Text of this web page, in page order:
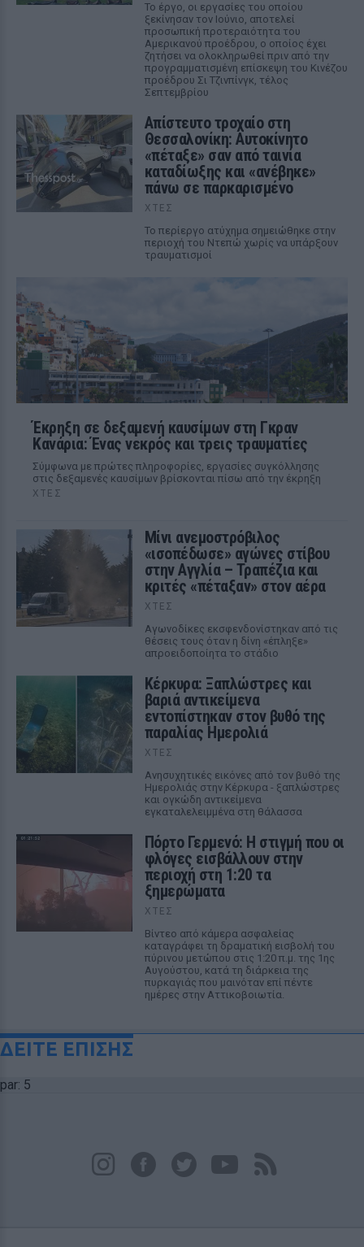
Το έργο, οι εργασίες του οποίου
ξεκίνησαν τον Ιούνιο, αποτελεί
προσωπική προτεραιότητα του
Αμερικανού προέδρου, ο οποίος έχει
ζητήσει να ολοκληρωθεί πριν από την
προγραμματισμένη επίσκεψη του Κινέζου
προέδρου Σι Τζινπίνγκ, τέλος
Σεπτεμβρίου
Απίστευτο τροχαίο στη
Θεσσαλονίκη: Αυτοκίνητο
«πέταξε» σαν από ταινία
καταδίωξης και «ανέβηκε»
πάνω σε παρκαρισμένο
ΧΤΕΣ
Το περίεργο ατύχημα σημειώθηκε στην
περιοχή του Ντεπώ χωρίς να υπάρξουν
τραυματισμοί
Έκρηξη σε δεξαμενή καυσίμων στη Γκραν
Κανάρια: Ένας νεκρός και τρεις τραυματίες
Σύμφωνα με πρώτες πληροφορίες, εργασίες συγκόλλησης
στις δεξαμενές καυσίμων βρίσκονται πίσω από την έκρηξη
ΧΤΕΣ
Μίνι ανεμοστρόβιλος
«ισοπέδωσε» αγώνες στίβου
στην Αγγλία – Τραπέζια και
κριτές «πέταξαν» στον αέρα
ΧΤΕΣ
Αγωνοδίκες εκσφενδονίστηκαν από τις
θέσεις τους όταν η δίνη «έπληξε»
απροειδοποίητα το στάδιο
Κέρκυρα: Ξαπλώστρες και
βαριά αντικείμενα
εντοπίστηκαν στον βυθό της
παραλίας Ημερολιά
ΧΤΕΣ
Ανησυχητικές εικόνες από τον βυθό της
Ημερολιάς στην Κέρκυρα - ξαπλώστρες
και ογκώδη αντικείμενα
εγκαταλελειμμένα στη θάλασσα
Πόρτο Γερμενό: Η στιγμή που οι
φλόγες εισβάλλουν στην
περιοχή στη 1:20 τα
ξημερώματα
ΧΤΕΣ
Βίντεο από κάμερα ασφαλείας
καταγράφει τη δραματική εισβολή του
πύρινου μετώπου στις 1:20 π.μ. της 1ης
Αυγούστου, κατά τη διάρκεια της
πυρκαγιάς που μαινόταν επί πέντε
ημέρες στην Αττικοβοιωτία.
ΔΕΙΤΕ ΕΠΙΣΗΣ
par: 5